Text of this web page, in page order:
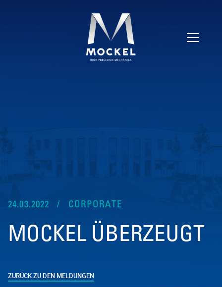
24.03.2022 CORPORATE
MOCKEL ÜBERZEUGT
ZURÜCK ZU DEN MELDUNGEN